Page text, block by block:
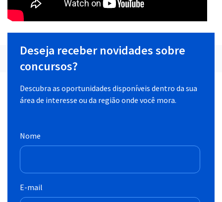
Deseja receber novidades sobre
concursos?
Descubra as oportunidades disponíveis dentro da sua
área de interesse ou da região onde você mora.
Nome
E-mail